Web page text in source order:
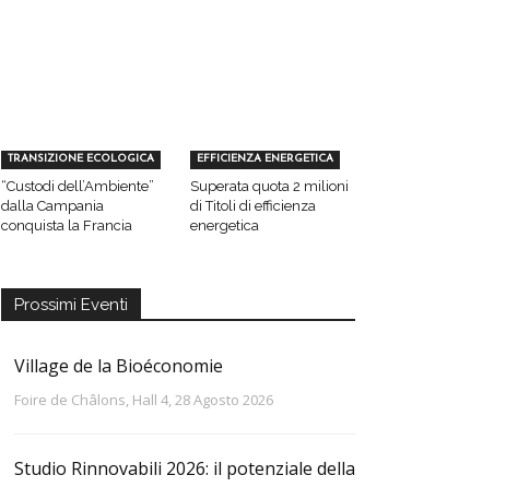
TRANSIZIONE ECOLOGICA
“Custodi dell’Ambiente”
dalla Campania
conquista la Francia
EFFICIENZA ENERGETICA
Superata quota 2 milioni
di Titoli di efficienza
energetica
Prossimi Eventi
Village de la Bioéconomie
Foire de Châlons, Hall 4, 28 Agosto 2026
Studio Rinnovabili 2026: il potenziale della